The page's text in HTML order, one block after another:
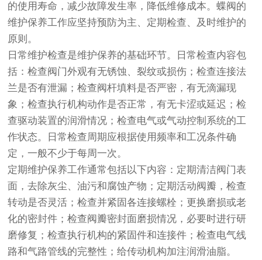
的使用寿命，减少故障发生率，降低维修成本。蝶阀的
维护保养工作应坚持预防为主、定期检查、及时维护的
原则。
日常维护检查是维护保养的基础环节。日常检查内容包
括：检查阀门外观有无锈蚀、裂纹或损伤；检查连接法
兰是否有泄漏；检查阀杆填料是否严密，有无滴漏现
象；检查执行机构动作是否正常，有无卡涩或延迟；检
查驱动装置的润滑情况；检查电气或气动控制系统的工
作状态。日常检查周期应根据使用频率和工况条件确
定，一般不少于每周一次。
定期维护保养工作通常包括以下内容：定期清洁阀门表
面，去除灰尘、油污和腐蚀产物；定期活动阀瓣，检查
转动是否灵活；检查并紧固各连接螺栓；更换磨损或老
化的密封件；检查阀瓣密封面磨损情况，必要时进行研
磨修复；检查执行机构的紧固件和连接件；检查电气线
路和气路管线的完整性；给传动机构加注润滑油脂。